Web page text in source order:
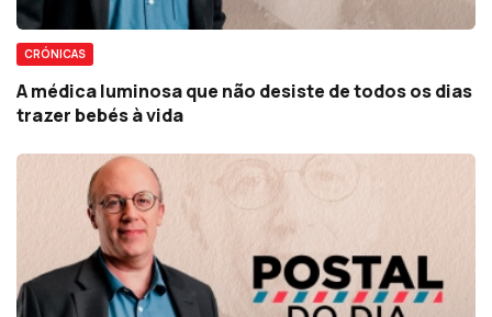
CRÓNICAS
A médica luminosa que não desiste de todos os dias
trazer bebés à vida